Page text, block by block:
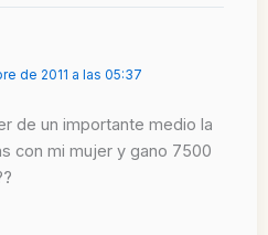
de 2011 a las 05:37
de un importante medio la
con mi mujer y gano 7500